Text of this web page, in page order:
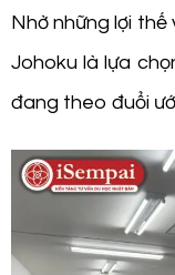
Nhờ những lợi
Johoku là lựa
đang theo đuổi